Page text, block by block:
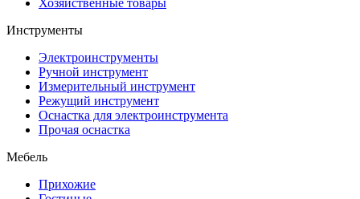
Хозяйственные товары
Инструменты
Электроинструменты
Ручной инструмент
Измерительный инструмент
Режущий инструмент
Оснастка для электроинструмента
Прочая оснастка
Мебель
Прихожие